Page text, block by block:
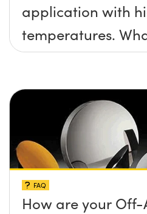
application with
temperatures.
maximum
mirrors can
FAQ
How are your Off-